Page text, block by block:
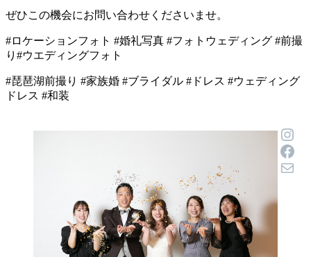
ぜひこの機会にお問い合わせくださいませ。
#ロケーションフォト #婚礼写真 #フォトウェディング #前撮
り#ウエディングフォト
#琵琶湖前撮り #家族婚 #ブライダル #ドレス #ウェディング
ドレス #和装
メール